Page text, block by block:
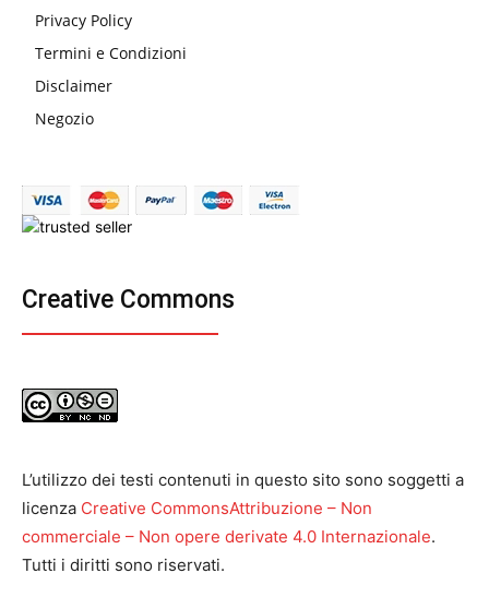
Privacy Policy
Termini e Condizioni
Disclaimer
Negozio
Creative Commons
L’utilizzo dei testi contenuti in questo sito sono soggetti a
licenza Creative CommonsAttribuzione – Non
commerciale – Non opere derivate 4.0 Internazionale.
Tutti i diritti sono riservati.